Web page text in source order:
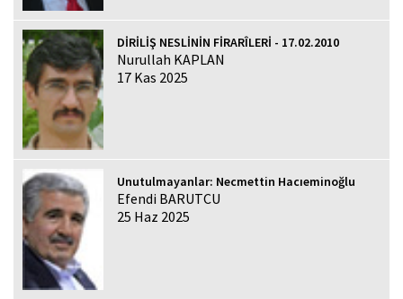
DİRİLİŞ NESLİNİN FİRARÎLERİ - 17.02.2010
Nurullah KAPLAN
17 Kas 2025
Unutulmayanlar: Necmettin Hacıeminoğlu
Efendi BARUTCU
25 Haz 2025